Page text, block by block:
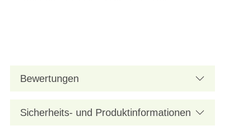
Bewertungen
Sicherheits- und Produktinformationen